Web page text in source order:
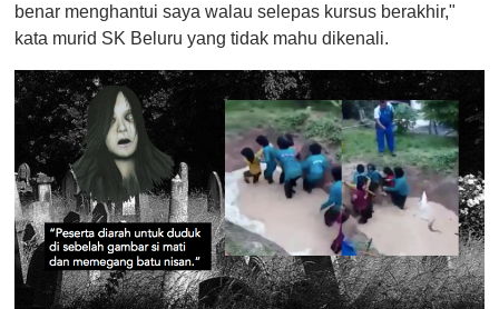
benar menghantui saya walau selepas kursus berakhir,"
kata murid SK Beluru yang tidak mahu dikenali.